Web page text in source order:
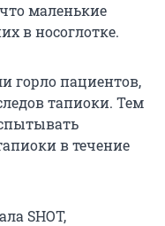
маленькие
в носоглотке.
горло пациентов,
тапиоки. Тем
в течение
SHOT,